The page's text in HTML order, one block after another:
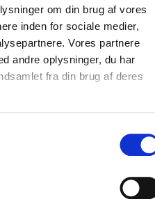
om din brug af vores
inden for sociale medier,
Vores partnere
andre oplysninger, du har
fra din brug af deres